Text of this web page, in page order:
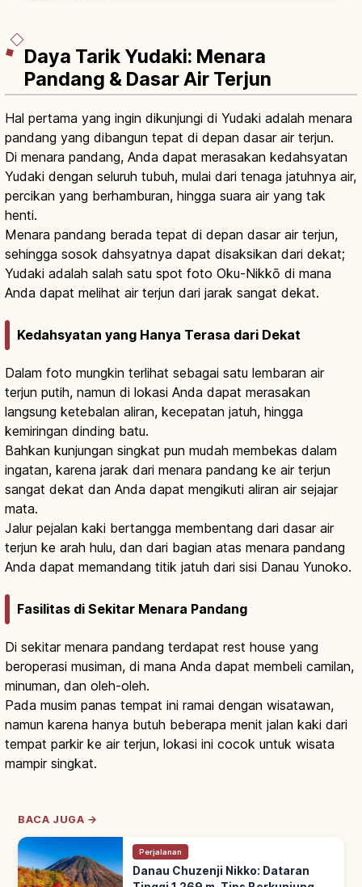
Daya Tarik Yudaki: Menara
Pandang & Dasar Air Terjun
Hal pertama yang ingin dikunjungi di Yudaki adalah menara
pandang yang dibangun tepat di depan dasar air terjun.
Di menara pandang, Anda dapat merasakan kedahsyatan
Yudaki dengan seluruh tubuh, mulai dari tenaga jatuhnya air,
percikan yang berhamburan, hingga suara air yang tak
henti.
Menara pandang berada tepat di depan dasar air terjun,
sehingga sosok dahsyatnya dapat disaksikan dari dekat;
Yudaki adalah salah satu spot foto Oku-Nikkō di mana
Anda dapat melihat air terjun dari jarak sangat dekat.
Kedahsyatan yang Hanya Terasa dari Dekat
Dalam foto mungkin terlihat sebagai satu lembaran air
terjun putih, namun di lokasi Anda dapat merasakan
langsung ketebalan aliran, kecepatan jatuh, hingga
kemiringan dinding batu.
Bahkan kunjungan singkat pun mudah membekas dalam
ingatan, karena jarak dari menara pandang ke air terjun
sangat dekat dan Anda dapat mengikuti aliran air sejajar
mata.
Jalur pejalan kaki bertangga membentang dari dasar air
terjun ke arah hulu, dan dari bagian atas menara pandang
Anda dapat memandang titik jatuh dari sisi Danau Yunoko.
Fasilitas di Sekitar Menara Pandang
Di sekitar menara pandang terdapat rest house yang
beroperasi musiman, di mana Anda dapat membeli camilan,
minuman, dan oleh-oleh.
Pada musim panas tempat ini ramai dengan wisatawan,
namun karena hanya butuh beberapa menit jalan kaki dari
tempat parkir ke air terjun, lokasi ini cocok untuk wisata
mampir singkat.
BACA JUGA →
Perjalanan
Danau Chuzenji Nikko: Dataran